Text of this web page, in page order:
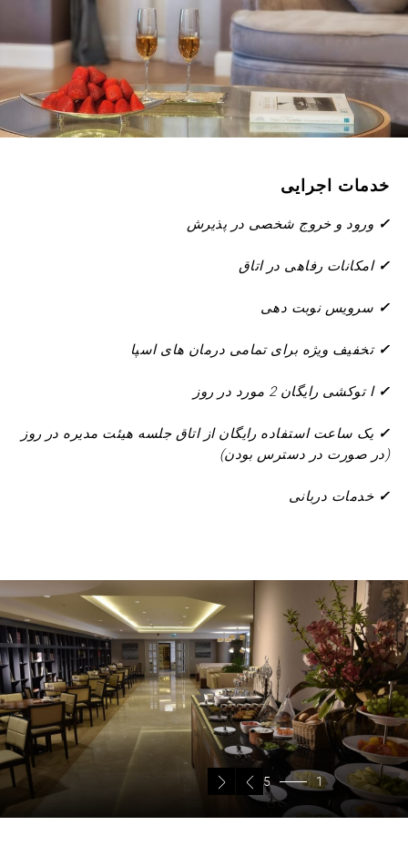
تخفیف
شرکت
شرکت
کننده
خدمات اجرایی
✓ ورود و خروج شخصی در پذیرش
✓امکانات رفاهی در اتاق
✓ سرویس نوبت دهی
✓تخفیف ویژه برای تمامی درمان های اسپا
✓ا توکشی رایگان 2 مورد در روز
✓ یک ساعت استفاده رایگان از اتاق جلسه هیئت مدیره در روز
(در صورت در دسترس بودن)
✓خدمات دربانی
1
5